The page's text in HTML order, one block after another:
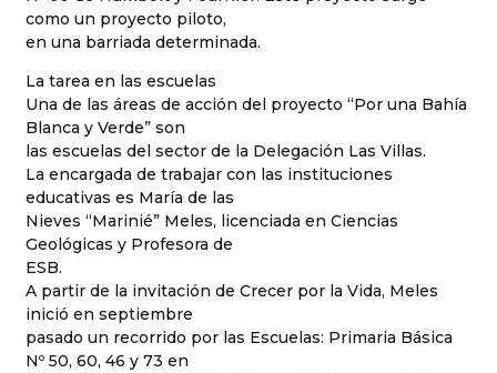
como un proyecto piloto,
en una barriada determinada.
La tarea en las escuelas
Una de las áreas de acción del proyecto “Por una Bahía
Blanca y Verde” son
las escuelas del sector de la Delegación Las Villas.
La encargada de trabajar con las instituciones
educativas es María de las
Nieves “Marinié” Meles, licenciada en Ciencias
Geológicas y Profesora de
ESB.
A partir de la invitación de Crecer por la Vida, Meles
inició en septiembre
pasado un recorrido por las Escuelas: Primaria Básica
Nº 50, 60, 46 y 73 en